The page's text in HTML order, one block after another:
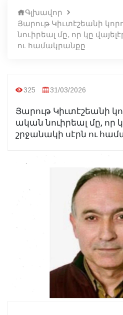
Գլխավոր
Յարութ Կիւտէշեանի
նուիրեալ մը, որ կը
ու համակրանքը
325 31/03/2026
Յարութ Կիւտէշեանի
ական նուիրեալ մը, որ
շրջանակի սէրն ու